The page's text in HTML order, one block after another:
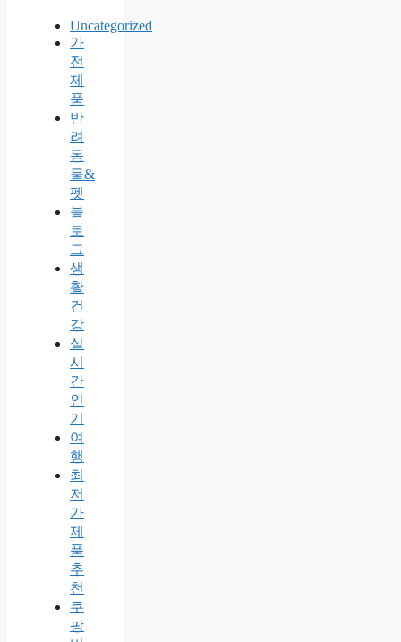
Uncategorized
가
전
제
품
반
려
동
물&
펫
블
로
그
생
활
건
강
실
시
간
인
기
여
행
최
저
가
제
품
추
천
쿠
팡